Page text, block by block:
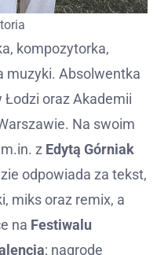
kompozytorka,
muzyki. Absolwentka
Łodzi oraz Akademii
Na swoim
z Edytą Górniak
odpowiada za tekst,
miks oraz remix, a
na Festiwalu
; nagrodę